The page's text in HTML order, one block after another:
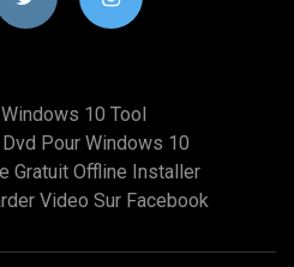
10 Tool
Pour Windows 10
Gratuit Offline Installer
Video Sur Facebook